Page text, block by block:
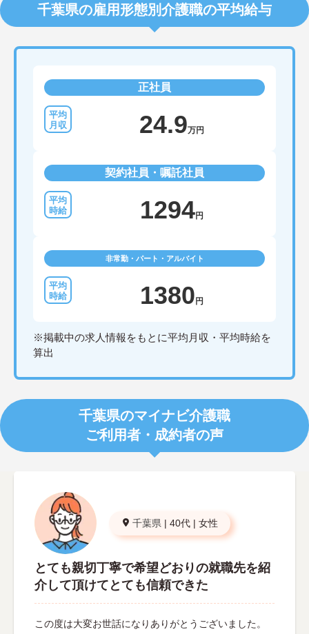
千葉県の雇用形態別介護職の平均給与
正社員
24.9万円
契約社員・嘱託社員
1294円
非常勤・パート・アルバイト
1380 円
※掲載中の求人情報をもとに平均月収・平均時給を
算出
千葉県のマイナビ介護職
ご利用者・成約者の声
千葉県 | 40代 | 女性
とても親切丁寧で希望どおりの就職先を紹
介して頂けてとても信頼できた
この度は大変お世話になりありがとうございました。